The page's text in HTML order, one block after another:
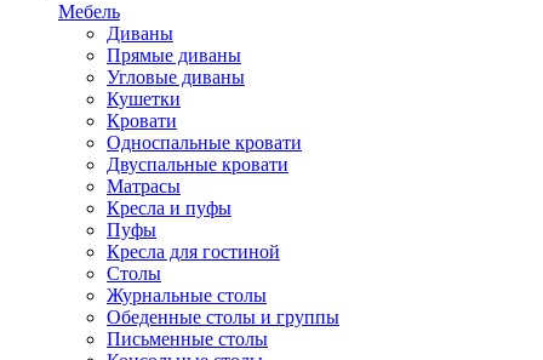
Мебель
Диваны
Прямые диваны
Угловые диваны
Кушетки
Кровати
Односпальные кровати
Двуспальные кровати
Матрасы
Кресла и пуфы
Пуфы
Кресла для гостиной
Столы
Журнальные столы
Обеденные столы и группы
Письменные столы